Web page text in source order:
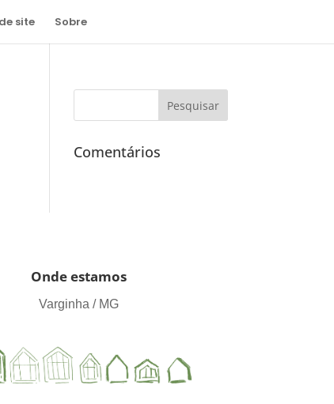
site Sobre
Comentários
Onde estamos
Varginha / MG